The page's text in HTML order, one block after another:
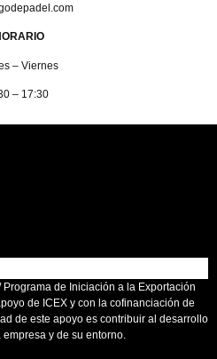
– Viernes
– 17:30
de Iniciación a la Exportación
de ICEX y con la cofinanciación de
de este apoyo es contribuir al desarrollo
y de su entorno.